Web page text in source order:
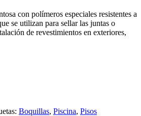
con polímeros especiales resistentes a
se utilizan para sellar las juntas o
de revestimientos en exteriores,
Boquillas, Piscina, Pisos